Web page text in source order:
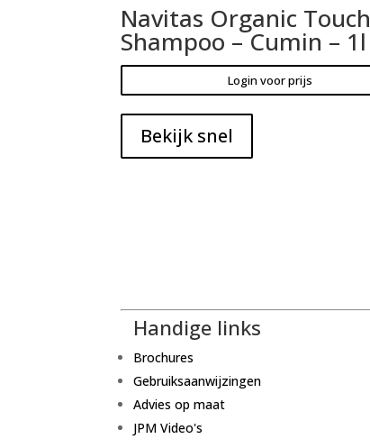
Navitas Organic Touch
Shampoo – Cumin – 1l
Login voor prijs
Bekijk snel
Handige links
Brochures
Gebruiksaanwijzingen
Advies op maat
JPM Video's